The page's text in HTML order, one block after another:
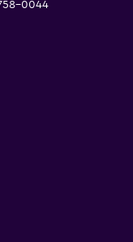
0044